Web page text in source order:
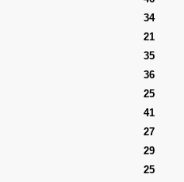
34
21
35
36
25
41
27
29
25